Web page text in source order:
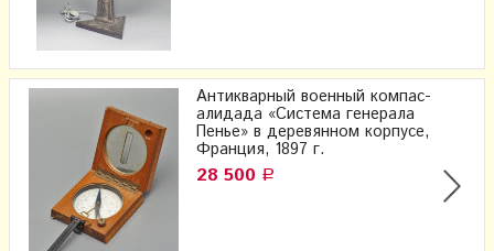
Антикварный военный компас-
алидада «Система генерала
Пенье» в деревянном корпусе,
Франция, 1897 г.
28 500 Р